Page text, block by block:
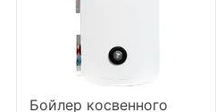
Бойлер косвенного